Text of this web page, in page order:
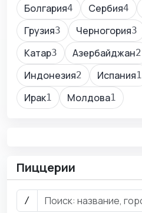
Болгария4 Сербия4
Грузия3 Черногория3
Катар3 Азербайджан2
Индонезия2 Испания1
Ирак1 Молдова1
Пиццерии
/